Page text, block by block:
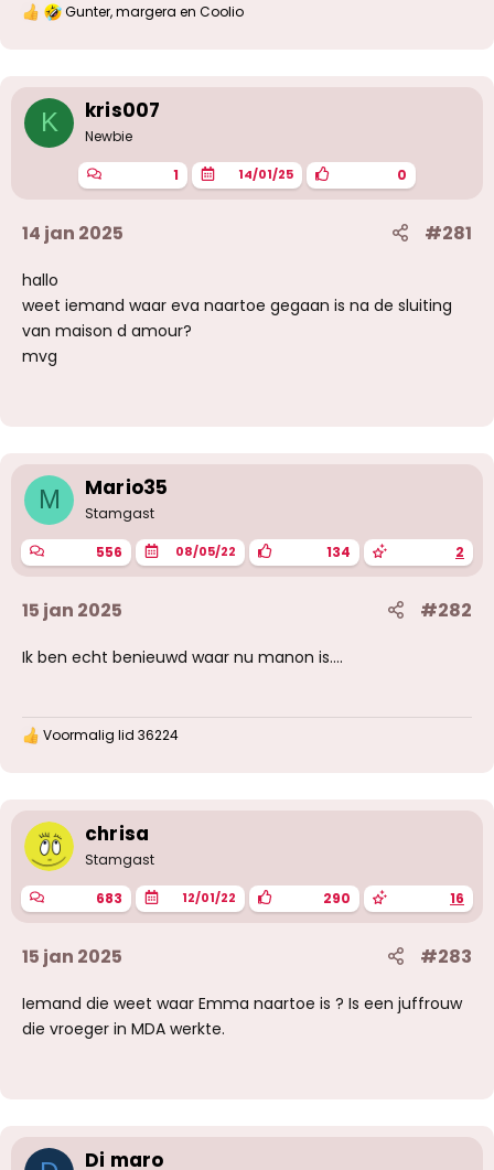
W
e
r
:
Gunter,margera en Coolio
K kris007
Newbie
1 14/01/25 0
14 jan 2025 #281
hallo
weet iemand waar eva naartoe gegaan is na de sluiting
van maison d amour?
mvg
M Mario35
Stamgast
556 08/05/22 134 2
15 jan 2025 #282
Ik ben echt benieuwd waar nu manon is….
W
e
r
n
g
e
:
Voormalig lid 36224
chrisa
Stamgast
683 12/01/22 290 16
15 jan 2025 #283
Iemand die weet waar Emma naartoe is ? Is een juffrouw
die vroeger in MDA werkte.
Di maro